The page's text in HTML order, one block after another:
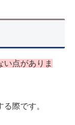
い点がありま
際です。